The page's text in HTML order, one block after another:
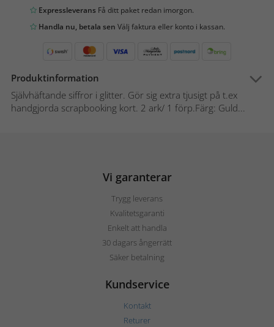
Expressleverans Få ditt paket redan imorgon.
Handla nu, betala sen Välj faktura eller konto i kassan.
Produktinformation
Självhäftande siffror i glitter. Gör sig extra tjusigt på t.ex
handgjorda scrapbooking kort. 2 ark/ 1 förp.Färg: Guld...
Vi garanterar
Trygg leverans
Kvalitetsgaranti
Enkelt att handla
30 dagars ångerrätt
Säker betalning
Kundservice
Kontakt
Returer